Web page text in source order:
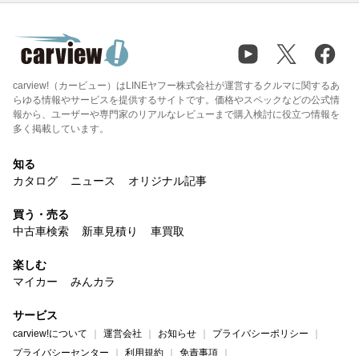
carview!（カービュー）はLINEヤフー株式会社が運営するクルマに関するあ
らゆる情報やサービスを提供するサイトです。価格やスペックなどの公式情
報から、ユーザーや専門家のリアルなレビューまで購入検討に役立つ情報を
多く掲載しています。
知る
カタログ
ニュース オリジナル記事
買う・売る
中古車検索
新車見積り 車買取
楽しむ
マイカー
みんカラ
サービス
carview!について 運営会社 お知らせ
プライバシーポリシー
プライバシーセンター
利用規約 免責事項